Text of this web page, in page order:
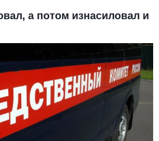
а потом изнасиловал и